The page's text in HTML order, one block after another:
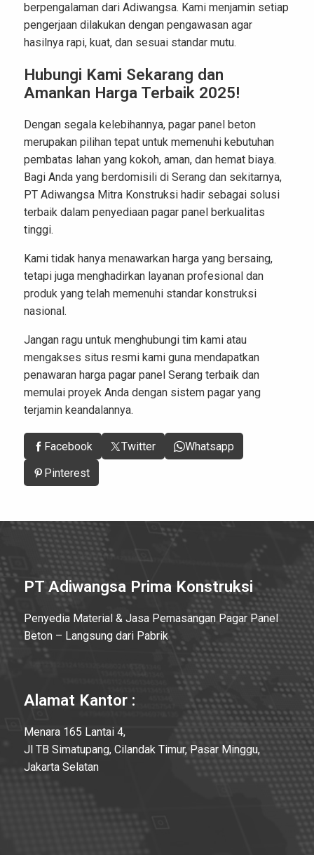
berpengalaman dari Adiwangsa. Kami menjamin setiap
pengerjaan dilakukan dengan pengawasan agar
hasilnya rapi, kuat, dan sesuai standar mutu.
Hubungi Kami Sekarang dan
Amankan Harga Terbaik 2025!
Dengan segala kelebihannya, pagar panel beton
merupakan pilihan tepat untuk memenuhi kebutuhan
pembatas lahan yang kokoh, aman, dan hemat biaya.
Bagi Anda yang berdomisili di Serang dan sekitarnya,
PT Adiwangsa Mitra Konstruksi hadir sebagai solusi
terbaik dalam penyediaan pagar panel berkualitas
tinggi.
Kami tidak hanya menawarkan harga yang bersaing,
tetapi juga menghadirkan layanan profesional dan
produk yang telah memenuhi standar konstruksi
nasional.
Jangan ragu untuk menghubungi tim kami atau
mengakses situs resmi kami guna mendapatkan
penawaran harga pagar panel Serang terbaik dan
memulai proyek Anda dengan sistem pagar yang
terjamin keandalannya.
Facebook Twitter Whatsapp
Pinterest
PT Adiwangsa Prima Konstruksi
Penyedia Material & Jasa Pemasangan Pagar Panel
Beton – Langsung dari Pabrik
Alamat Kantor :
Menara 165 Lantai 4,
Jl TB Simatupang, Cilandak Timur, Pasar Minggu,
Jakarta Selatan